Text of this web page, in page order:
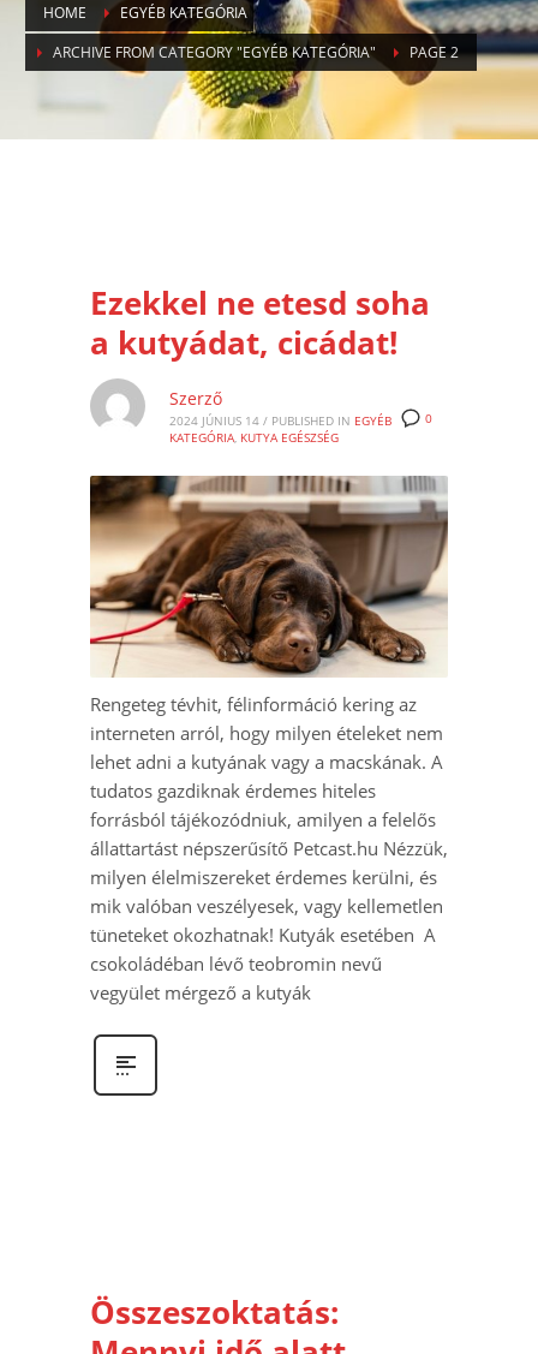
HOME
EGYÉB KATEGÓRIA
ARCHIVE FROM CATEGORY "EGYÉB KATEGÓRIA"
PAGE 2
Ezekkel ne etesd soha
a kutyádat, cicádat!
0
Szerző
2024 JÚNIUS 14 / PUBLISHED IN EGYÉB
KATEGÓRIA KUTYA EGÉSZSÉG
Rengeteg tévhit, félinformáció kering az
interneten arról, hogy milyen ételeket nem
lehet adni a kutyának vagy a macskának. A
tudatos gazdiknak érdemes hiteles
forrásból tájékozódniuk, amilyen a felelős
állattartást népszerűsítő Petcast.hu Nézzük,
milyen élelmiszereket érdemes kerülni, és
mik valóban veszélyesek, vagy kellemetlen
tüneteket okozhatnak! Kutyák esetében A
csokoládéban lévő teobromin nevű
vegyület mérgező a kutyák
Összeszoktatás: